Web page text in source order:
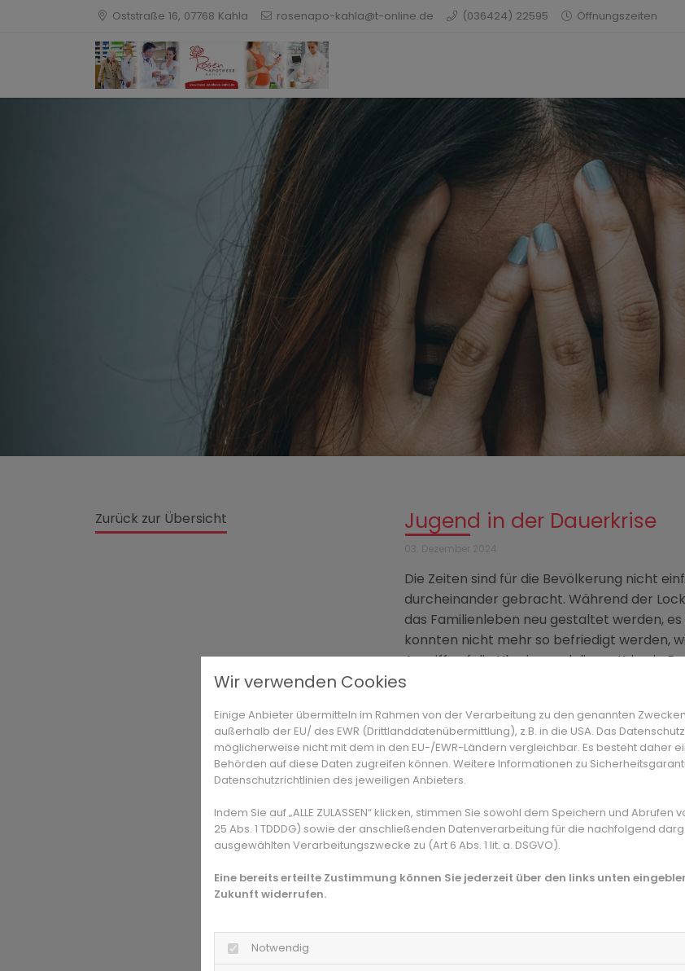
Oststraße 16, 07768 Kahla rosenapo-kahla@t-online.de (036424) 22595 Öffnungszeiten
Zurück zur Übersicht Jugend in der Dauerkrise
03. Dezember 2024
Die Zeiten sind für die Bevölkerung nicht
durcheinander gebracht. Während der
das Familienleben neu gestaltet werden,
konnten nicht mehr so befriedigt werden,
Angriff auf die Ukraine und dieser Krieg in
Kinder und Jugendliche, die bisher nie so
mussten diese Situation für sich
Preise, die den Erwachsenen Sorgen
Jugendlichen mitbekommen und für
Massive Veränderungen
Auf die psychische Gesundheit sollte
geachtet werden, besonders bei Kindern
dass die Psyche leidet und in eine tiefe
werden. Und eine solche Dauerkrise ließ
Trendstudie “Jugend in der Krise” leidet
Problemen, zehn Prozent hätten sogar
darauf achten, ob sie massive
Wir verwenden Cookies
Einige Anbieter übermitteln im Rahmen von der Verarbeitung zu den genannten
außerhalb der EU/ des EWR (Drittlanddatenübermittlung), z.B. in die USA. Das
möglicherweise nicht mit dem in den EU-/EWR-Ländern vergleichbar. Es besteht daher
Behörden auf diese Daten zugreifen können. Weitere Informationen zu
Datenschutzrichtlinien des jeweiligen Anbieters.
Indem Sie auf „ALLE ZULASSEN“ klicken, stimmen Sie sowohl dem Speichern und
25 Abs. 1 TDDDG) sowie der anschließenden Datenverarbeitung für die nachfolgend
ausgewählten Verarbeitungszwecke zu (Art 6 Abs. 1 lit. a. DSGVO).
Eine bereits erteilte Zustimmung können Sie jederzeit über den links unten
Zukunft widerrufen.
Notwendig